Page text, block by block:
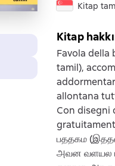
Kitap
Kitap
Favola
tamil),
allontana
Con disegni
பததகம
அவன வளயல